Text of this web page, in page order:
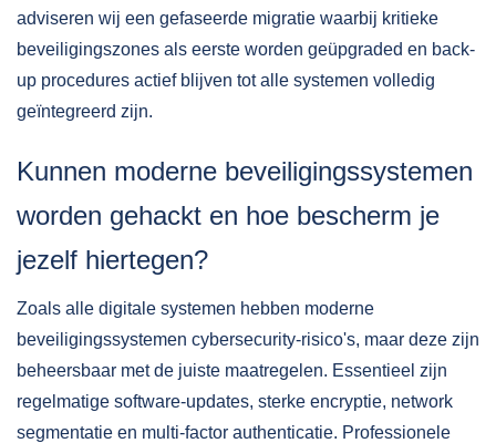
adviseren wij een gefaseerde migratie waarbij kritieke
beveiligingszones als eerste worden geüpgraded en back-
up procedures actief blijven tot alle systemen volledig
geïntegreerd zijn.
Kunnen moderne beveiligingssystemen
worden gehackt en hoe bescherm je
jezelf hiertegen?
Zoals alle digitale systemen hebben moderne
beveiligingssystemen cybersecurity-risico's, maar deze zijn
beheersbaar met de juiste maatregelen. Essentieel zijn
regelmatige software-updates, sterke encryptie, network
segmentatie en multi-factor authenticatie. Professionele